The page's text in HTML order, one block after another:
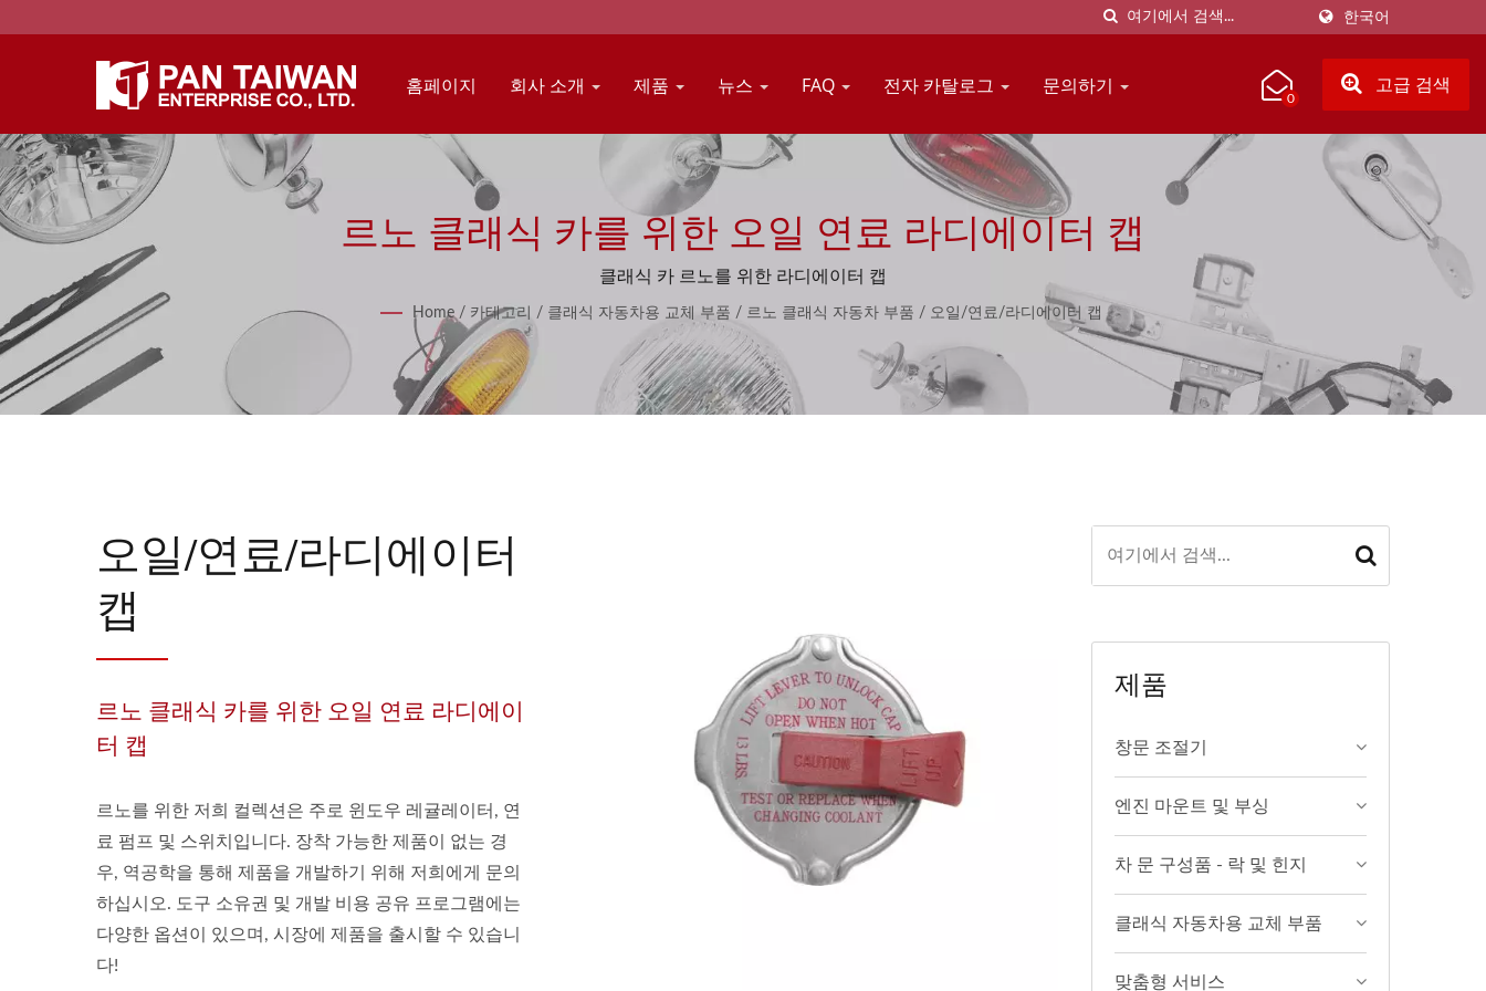
한국어
홈페이지 회사 소개 제품 뉴스 FAQ 전자 카탈로그 문의하기
0
고급 검색
르노 클래식 카를 위한 오일 연료 라디에이터 캡
클래식 카 르노를 위한 라디에이터 캡
Home / 카테고리 / 클래식 자동차용 교체 부품 / 르노 클래식 자동차 부품 / 오일/연료/라디에이터 캡
오일/연료/라디에이터
캡
르노 클래식 카를 위한 오일 연료 라디에이
터 캡
르노를 위한 저희 컬렉션은 주로 윈도우 레귤레이터, 연
료 펌프 및 스위치입니다. 장착 가능한 제품이 없는 경
우, 역공학을 통해 제품을 개발하기 위해 저희에게 문의
하십시오. 도구 소유권 및 개발 비용 공유 프로그램에는
다양한 옵션이 있으며, 시장에 제품을 출시할 수 있습니
다!
제품
창문 조절기
엔진 마운트 및 부싱
차 문 구성품 - 락 및 힌지
클래식 자동차용 교체 부품
맞춤형 서비스